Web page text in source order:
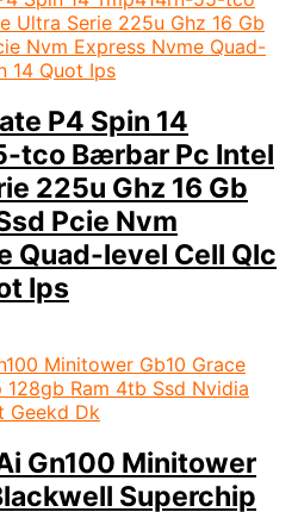
P4 Spin 14
tco Bærbar Pc Intel
225u Ghz 16 Gb
Pcie Nvm
Quad-level Cell Qlc
Ips
Gn100 Minitower
Superchip